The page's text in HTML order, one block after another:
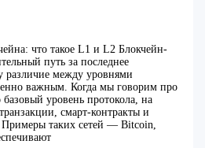
что такое L1 и L2 Блокчейн-
путь за последнее
различие между уровнями
важным. Когда мы говорим про
уровень протокола, на
смарт-контракты и
Примеры таких сетей — Bitcoin,